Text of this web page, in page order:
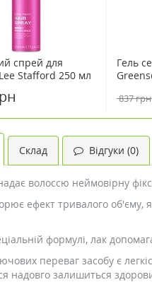
спрей для
Stafford 250 мл
Гель
837
Склад Відгуки (0)
волоссю неймовірну
ефект тривалого об'єму,
формулі, лак
переваг засобу є
надовго залишиться